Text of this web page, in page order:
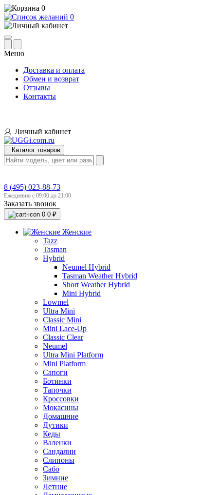
0
0
Меню
Доставка и оплата
Обмен и возврат
Отзывы
Контакты
Личный кабинет
Каталог товаров
8 (495) 023-88-73
Ежедневно с 09:00 до 21:00
Заказать звонок
0 0 ₽
Женские
Tazz
Tasman
Hybrid
Neumel Hybrid
Tasman Weather Hybrid
Short Weather Hybrid
Mini Hybrid
Lowmel
Ultra Mini
Classic Mini
Mini Lace-Up
Classic Clear
Neumel
Ultra Mini Platform
Mini Platform
Сапоги
Ботинки
Тапочки
Кроссовки
Мокасины
Домашние
Дутики
Кеды
Валенки
Сандалии
Слипоны
Сабо
Зимние
Летние